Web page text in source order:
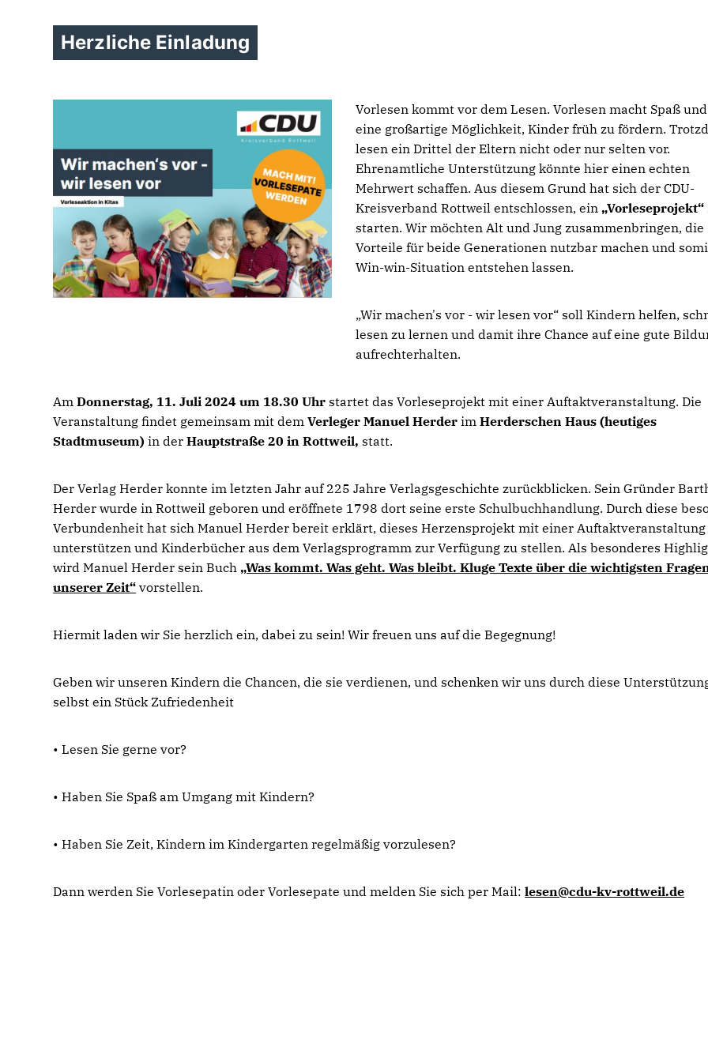
Herzliche Einladung
Vorlesen kommt vor dem Lesen. Vorlesen macht Spaß
eine großartige Möglichkeit, Kinder früh zu fördern.
lesen ein Drittel der Eltern nicht oder nur selten vor.
Ehrenamtliche Unterstützung könnte hier einen echten
Mehrwert schaffen. Aus diesem Grund hat sich der CDU-
Kreisverband Rottweil entschlossen, einVorleseprojekt“
starten. Wir möchten Alt und Jung zusammenbringen, die
Vorteile für beide Generationen nutzbar machen und
Win-win-Situation entstehen lassen.
Wir machen's vor - wir lesen vor“ soll Kindern helfen,
lesen zu lernen und damit ihre Chance auf eine gute
aufrechterhalten.
AmDonnerstag, 11. Juli 2024 um 18.30 Uhr startet das Vorleseprojekt mit einer Auftaktveranstaltung. Die
Veranstaltung findet gemeinsam mit demVerleger Manuel Herder imHerderschen Haus (heutiges
Stadtmuseum)in der Hauptstraße 20 in Rottweil, statt.
Der Verlag Herder konnte im letzten Jahr auf 225 Jahre Verlagsgeschichte zurückblicken. Sein Gründer
Herder wurde in Rottweil geboren und eröffnete 1798 dort seine erste Schulbuchhandlung. Durch diese
Verbundenheit hat sich Manuel Herder bereit erklärt, dieses Herzensprojekt mit einer Auftaktveranstaltung
unterstützen und Kinderbücher aus dem Verlagsprogramm zur Verfügung zu stellen. Als besonderes
wird Manuel Herder sein BuchWas kommt. Was geht. Was bleibt. Kluge Texte über die wichtigsten
unserer Zeit“ vorstellen.
Hiermit laden wir Sie herzlich ein, dabei zu sein! Wir freuen uns auf die Begegnung!
Geben wir unseren Kindern die Chancen, die sie verdienen, und schenken wir uns durch diese
selbst ein Stück Zufriedenheit
• Lesen Sie gerne vor?
• Haben Sie Spaß am Umgang mit Kindern?
• Haben Sie Zeit, Kindern im Kindergarten regelmäßig vorzulesen?
Dann werden Sie Vorlesepatin oder Vorlesepate und melden Sie sich per Mail:lesen@cdu-kv-rottweil.de